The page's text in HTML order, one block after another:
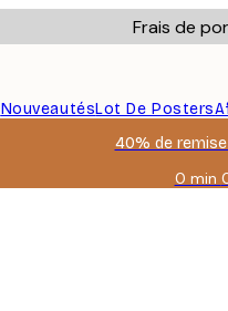
Frais de
NouveautésLot De Posters
40% de
0 min